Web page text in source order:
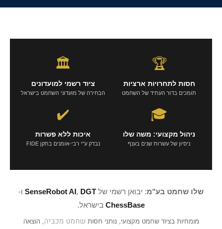
🏆
חסות לתחרויות ארציות
תומכים בדור העתיד של השחמט
🏛️
ציוד רשמי למועדונים
הבחירה של מועדוני השחמט בישראל
🎓
ניהול מקצועי: משה שלו
ניסיון של עשרות שנים בענף
✔️
איכות ללא פשרות
נבדק ע"י רבי-אומנים בתקן FIDE
שלו שחמט בע"מ: יבואן רשמי של SenseRobot AI, DGT
ו-
ChessBase בישראל.
מומחיות בציוד שחמט מקצועי, נותני חסות שחמט מכביה, הוצאה